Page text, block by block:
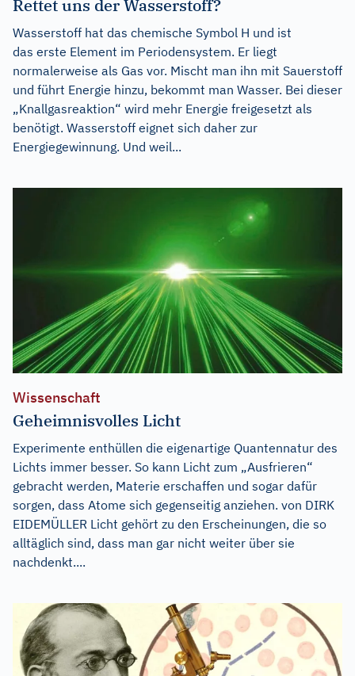
Rettet uns der Wasserstoff?
Wasserstoff hat das chemische Symbol H und ist
das erste Element im Periodensystem. Er liegt
normalerweise als Gas vor. Mischt man ihn mit Sauerstoff
und führt Energie hinzu, bekommt man Wasser. Bei dieser
„Knallgasreaktion“ wird mehr Energie freigesetzt als
benötigt. Wasserstoff eignet sich daher zur
Energiegewinnung. Und weil...
Wissenschaft
Geheimnisvolles Licht
Experimente enthüllen die eigenartige Quantennatur des
Lichts immer besser. So kann Licht zum „Ausfrieren“
gebracht werden, Materie erschaffen und sogar dafür
sorgen, dass Atome sich gegenseitig anziehen. von DIRK
EIDEMÜLLER Licht gehört zu den Erscheinungen, die so
alltäglich sind, dass man gar nicht weiter über sie
nachdenkt....